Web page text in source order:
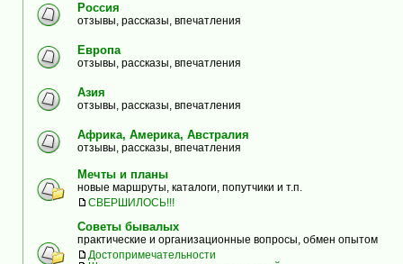
Россия
отзывы, рассказы, впечатления
Европа
отзывы, рассказы, впечатления
Азия
отзывы, рассказы, впечатления
Африка, Америка, Австралия
отзывы, рассказы, впечатления
Мечты и планы
новые маршруты, каталоги, попутчики и т.п.
СВЕРШИЛОСЬ!!!
Советы бывалых
практические и организационные вопросы, обмен опытом
Достопримечательности